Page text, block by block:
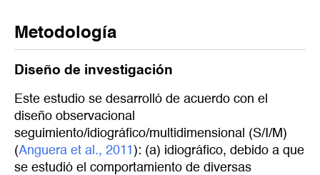
Metodología
Diseño de investigación
Este estudio se desarrolló de acuerdo con el
diseño observacional
seguimiento/idiográfico/multidimensional (S/I/M)
(Anguera et al., 2011 ): (a) idiográfico, debido a que
se estudió el comportamiento de diversas